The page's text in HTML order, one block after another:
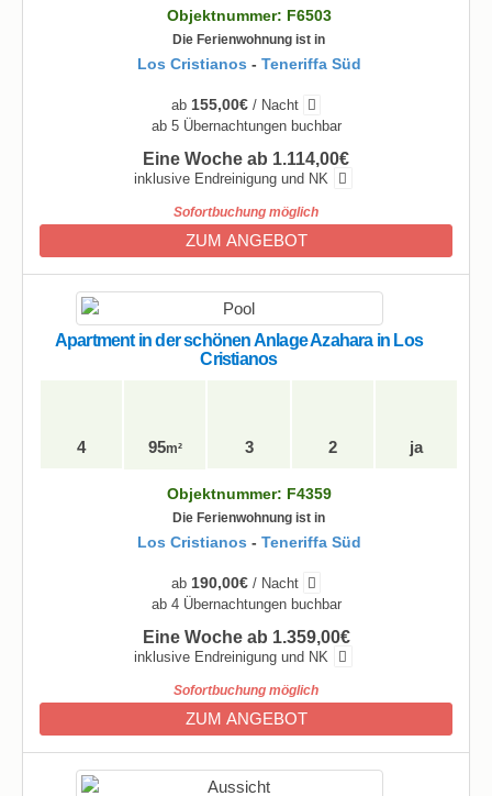
Objektnummer: F6503
Die Ferienwohnung ist in
Los Cristianos - Teneriffa Süd
ab 155,00€/ Nacht
ab 5 Übernachtungen buchbar
Eine Woche ab 1.114,00€
inklusive Endreinigung und NK
Sofortbuchung möglich
ZUM ANGEBOT
Apartment in der schönen Anlage Azahara in Los
Cristianos
4 95m² 3 2 ja
Objektnummer: F4359
Die Ferienwohnung ist in
Los Cristianos - Teneriffa Süd
ab 190,00€/ Nacht
ab 4 Übernachtungen buchbar
Eine Woche ab 1.359,00€
inklusive Endreinigung und NK
Sofortbuchung möglich
ZUM ANGEBOT